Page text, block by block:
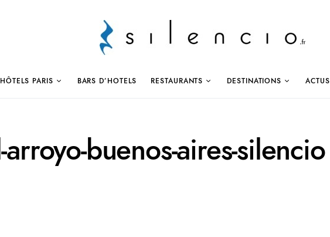
HÔTELS PARIS BARS D’HOTELS RESTAURANTS DESTINATIONS ACTUS
buenos-aires-silencio